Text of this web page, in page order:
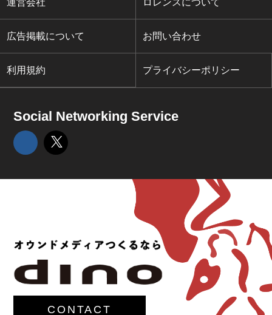
運営会社 ロレンスについて
広告掲載について お問い合わせ
利用規約 プライバシーポリシー
Social Networking Service
CONTACT